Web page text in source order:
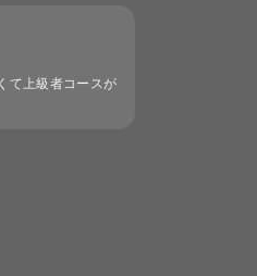
て上級者コースが